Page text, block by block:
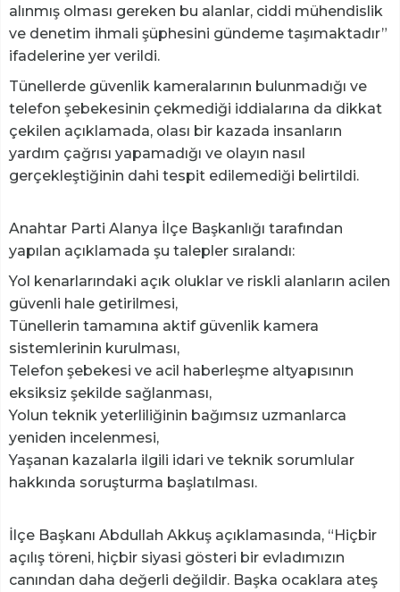
alınmış olması gereken bu alanlar, ciddi mühendislik
ve denetim ihmali şüphesini gündeme taşımaktadır”
ifadelerine yer verildi.
Tünellerde güvenlik kameralarının bulunmadığı ve
telefon şebekesinin çekmediği iddialarına da dikkat
çekilen açıklamada, olası bir kazada insanların
yardım çağrısı yapamadığı ve olayın nasıl
gerçekleştiğinin dahi tespit edilemediği belirtildi.
Anahtar Parti Alanya İlçe Başkanlığı tarafından
yapılan açıklamada şu talepler sıralandı:
Yol kenarlarındaki açık oluklar ve riskli alanların acilen
güvenli hale getirilmesi,
Tünellerin tamamına aktif güvenlik kamera
sistemlerinin kurulması,
Telefon şebekesi ve acil haberleşme altyapısının
eksiksiz şekilde sağlanması,
Yolun teknik yeterliliğinin bağımsız uzmanlarca
yeniden incelenmesi,
Yaşanan kazalarla ilgili idari ve teknik sorumlular
hakkında soruşturma başlatılması.
İlçe Başkanı Abdullah Akkuş açıklamasında, “Hiçbir
açılış töreni, hiçbir siyasi gösteri bir evladımızın
canından daha değerli değildir. Başka ocaklara ateş